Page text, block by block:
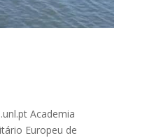
Academia
Europeu de